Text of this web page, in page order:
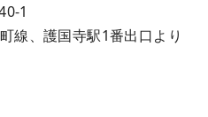
1
線、護国寺駅1番出口より